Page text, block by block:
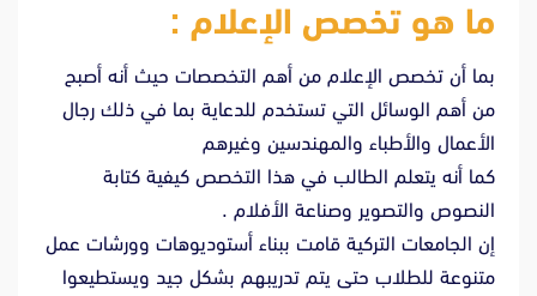
ما هو تخصص الإعلام :
بما أن تخصص الإعلام من أهم التخصصات حيث أنه أصبح
من أهم الوسائل التي تستخدم للدعاية بما في ذلك رجال
الأعمال والأطباء والمهندسين وغيرهم
كما أنه يتعلم الطالب في هذا التخصص كيفية كتابة
النصوص والتصوير وصناعة الأفلام .
إن الجامعات التركية قامت ببناء أستوديوهات وورشات عمل
متنوعة للطلاب حتى يتم تدريبهم بشكل جيد ويستطيعوا